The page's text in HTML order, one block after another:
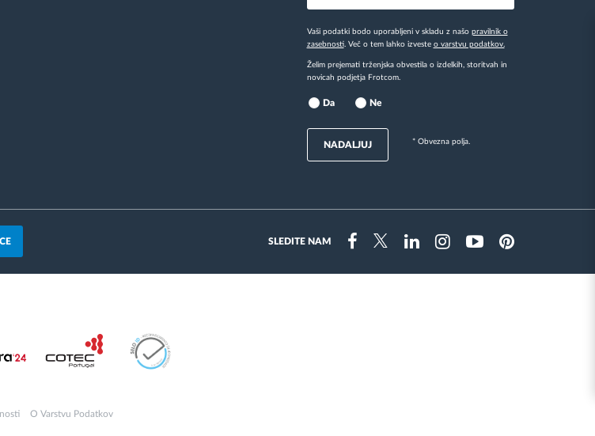
Vaši podatki bodo uporabljeni v skladu z našo pravilnik o
zasebnosti. Več o tem lahko izveste o varstvu podatkov.
Želim prejemati trženjska obvestila o izdelkih, storitvah in
novicah podjetja Frotcom.
Da Ne
NADALJUJ * Obvezna polja.
SLEDITE NAM
FacebookTwitterLinkedinInstragramYoutubePinterest
O Varstvu Podatkov